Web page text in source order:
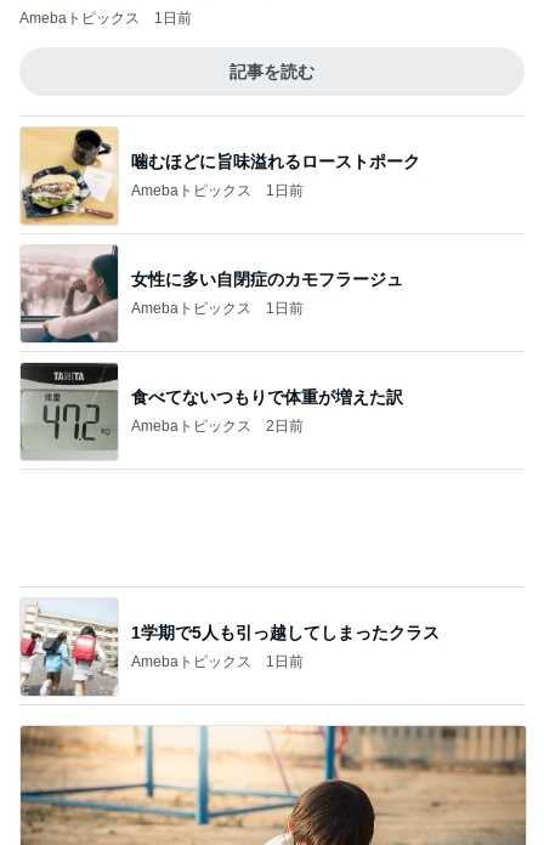
Amebaトピックス 1日前
記事を読む
噛むほどに旨味溢れるローストポーク
Amebaトピックス 1日前
女性に多い自閉症のカモフラージュ
Amebaトピックス 1日前
食べてないつもりで体重が増えた訳
Amebaトピックス 2日前
1学期で5人も引っ越してしまったクラス
Amebaトピックス 1日前